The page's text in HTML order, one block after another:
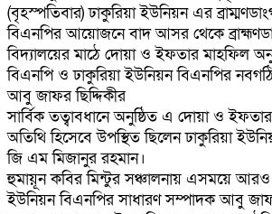
(বৃহস্পতিবার) ঢাকুরিয়া ইউনিয়ন এর
বিএনপির আয়োজনে বাদ আসর থেকে
বিদ্যালয়ের মাঠে দোয়া ও ইফতার মাহফিল
বিএনপি ও ঢাকুরিয়া ইউনিয়ন বিএনপির
আবু জাফর ছিদ্দিকীর
সার্বিক তত্বাবধানে অনুষ্ঠিত এ দোয়া ও
অতিথি হিসেবে উপস্থিত ছিলেন ঢাকুরিয়া
জি এম মিজানুর রহমান।
হুমায়ূন কবির মিন্টুর সঞ্চালনায় এসময়ে আরও
ইউনিয়ন বিএনপির সাধারণ সম্পাদক আবু জাফর